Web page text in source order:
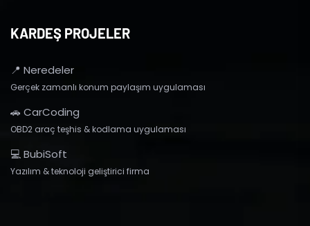
KARDEŞ PROJELER
📍 Neredeler
Gerçek zamanlı konum paylaşım uygulaması
🚗 CarCoding
OBD2 araç teşhis & kodlama uygulaması
💻 BubiSoft
Yazılım & teknoloji geliştirici firma